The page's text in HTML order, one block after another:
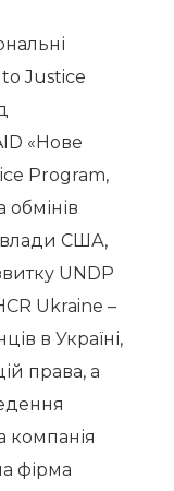
Justice
«Нове
Program,
влади США,
UNDP
Ukraine –
в Україні,
права, а
компанія
фірма